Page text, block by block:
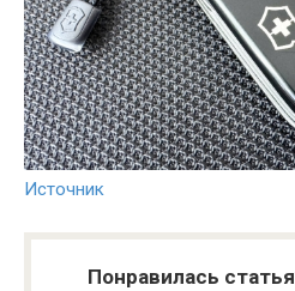
Источник
Понравилась